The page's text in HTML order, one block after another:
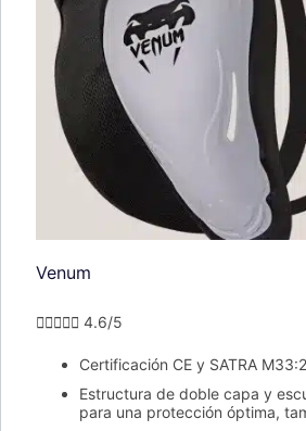
Venum
 4.6/5
Certificación CE y SATRA
Estructura de doble capa y
para una protección óptima,